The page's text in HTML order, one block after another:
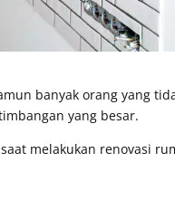
banyak orang yang
yang besar.
melakukan renovasi